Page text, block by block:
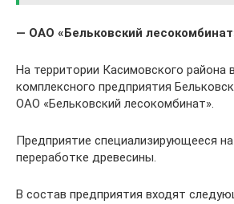
— ОАО «Бельковский
На территории Касимовского района
комплексного предприятия
ОАО «Бельковский лесокомбинат».
Предприятие специализирующееся
переработке древесины.
В состав предприятия входят